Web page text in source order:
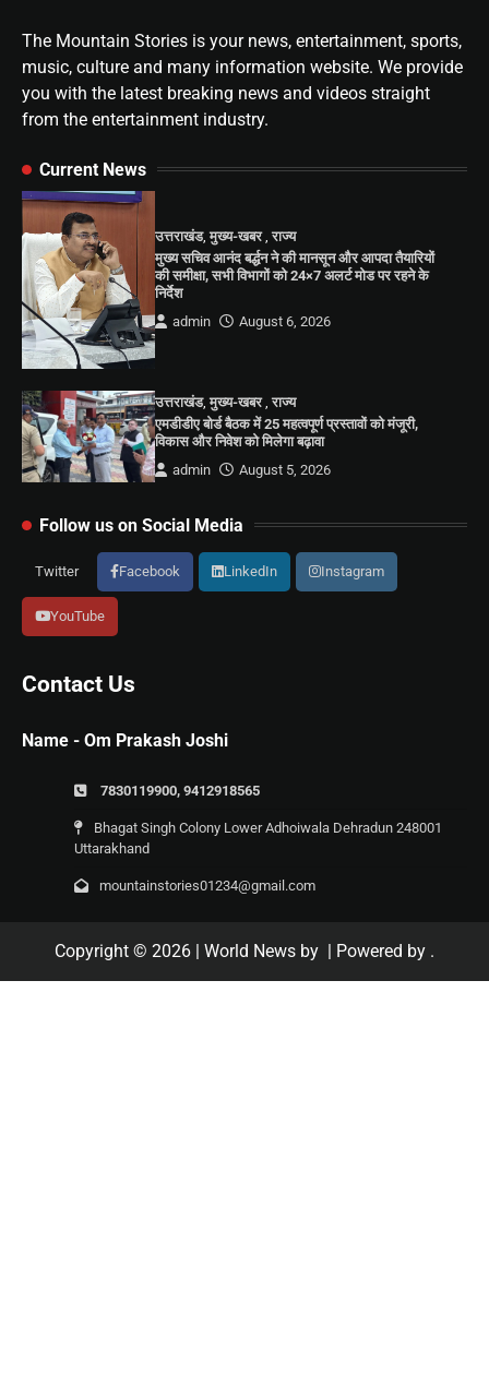
The Mountain Stories is your news, entertainment, sports,
music, culture and many information website. We provide
you with the latest breaking news and videos straight
from the entertainment industry.
Current News
उत्तराखंड,मुख्य-खबर,राज्य
मुख्य सचिव आनंद बर्द्धन ने की मानसून और आपदा तैयारियों
की समीक्षा, सभी विभागों को 24×7 अलर्ट मोड पर रहने के
निर्देश
admin
August 6, 2026
उत्तराखंड,मुख्य-खबर ,राज्य
एमडीडीए बोर्ड बैठक में 25 महत्वपूर्ण प्रस्तावों को मंजूरी,
विकास और निवेश को मिलेगा बढ़ावा
admin
August 5, 2026
Follow us on Social Media
Twitter Facebook LinkedIn Instagram
YouTube
Contact Us
Name - Om Prakash Joshi
7830119900, 9412918565
Bhagat Singh Colony Lower Adhoiwala Dehradun 248001
Uttarakhand
mountainstories01234@gmail.com
Copyright © 2026 | World News by | Powered by .